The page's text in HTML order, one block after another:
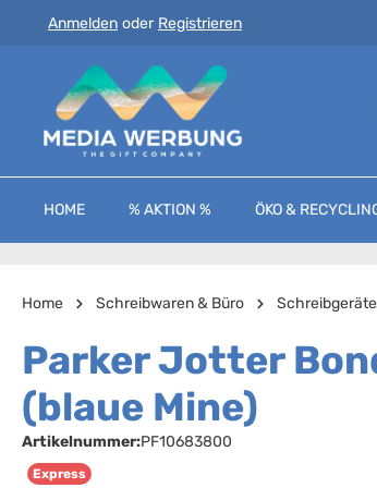
Hauptinhalt springen
Zur Suche springen
Zur Hauptnavigation springen
Anmelden oder Registrieren
HOME % AKTION % ÖKO &
Home Schreibwaren & Büro Schreibgeräte
Parker Jotter
(blaue Mine)
Artikelnummer:PF10683800
Express